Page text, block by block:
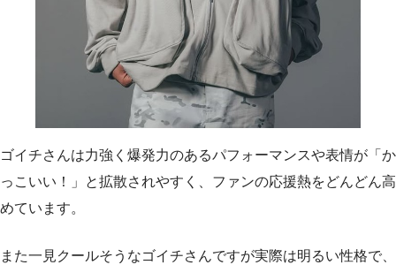
ゴイチさんは力強く爆発力のあるパフォーマンスや表情が「か
っこいい！」と拡散されやすく、ファンの応援熱をどんどん高
めています。
また一見クールそうなゴイチさんですが実際は明るい性格で、